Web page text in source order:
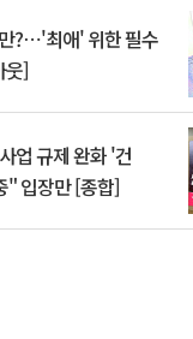
?⋯'최애' 위한 필수
웃]
업 규제 완화 '건
입장만 [종합]